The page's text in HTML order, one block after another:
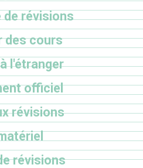
de révisions
des cours
l'étranger
officiel
révisions
révisions